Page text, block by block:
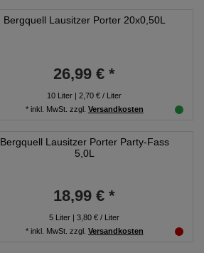
Bergquell Lausitzer Porter 20x0,50L
26,99 € *
10 Liter | 2,70 € / Liter
* inkl. MwSt. zzgl. Versandkosten
Bergquell Lausitzer Porter Party-Fass
5,0L
18,99 € *
5 Liter | 3,80 € / Liter
* inkl. MwSt. zzgl. Versandkosten